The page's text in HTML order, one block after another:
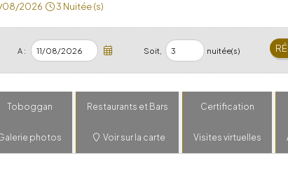
08/2026 3 Nuitée (s)
A : Soit, nuitée(s)
Toboggan Restaurants et Bars Certification
photos Voir sur la carte Visites virtuelles